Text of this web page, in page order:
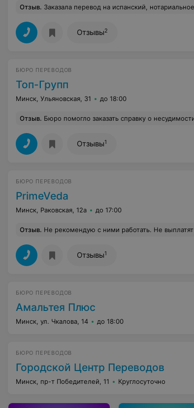
Отзыв. Заказала перевод на испанский, нотариальное заверение и апостиль на документы для получения национальной визы.
Отзывы2
БЮРО ПЕРЕВОДОВ
Топ-Групп
Минск, Ульяновская, 31 до 18:00
Отзыв. Бюро помогло заказать справку о несудимости, поставить апостиль и перевести на китайский язык. Пришлось, конечно, делать доверенность, но
Отзывы1
БЮРО ПЕРЕВОДОВ
PrimeVeda
Минск, Раковская, 12а до 17:00
Отзыв. Не рекомендую с ними работать. Не выплатят переводчикам за их работы. Мне должны выплатить 525р
Отзывы1
БЮРО ПЕРЕВОДОВ
Амальтея Плюс
Минск, ул. Чкалова, 14 до 18:00
БЮРО ПЕРЕВОДОВ
Городской Центр Переводов
Минск, пр-т Победителей, 11 Круглосуточно